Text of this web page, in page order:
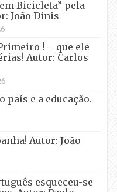
Bicicleta” pela
João Dinis
! – que ele
Autor: Carlos
país e a educação.
Autor: João
esqueceu-se